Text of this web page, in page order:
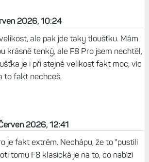
2026, 10:24
ale pak jde taky tloušťku. Mám
krásně tenký, ale F8 Pro jsem nechtěl,
je i při stejné velikost fakt moc, víc
to fakt nechceš.
2026, 12:41
je fakt extrém. Nechápu, že to "pustili
tomu F8 klasická je na to, co nabízí